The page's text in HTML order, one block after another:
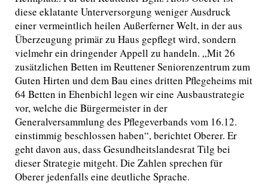
diese eklatante Unterversorgung weniger Ausdruck
einer vermeintlich heilen Außerferner Welt, in der aus
Überzeugung primär zu Haus gepflegt wird, sondern
vielmehr ein dringender Appell zu handeln. „Mit 26
zusätzlichen Betten im Reuttener Seniorenzentrum zum
Guten Hirten und dem Bau eines dritten Pflegeheims mit
64 Betten in Ehenbichl legen wir eine Ausbaustrategie
vor, welche die Bürgermeister in der
Generalversammlung des Pflegeverbands vom 16.12.
einstimmig beschlossen haben“, berichtet Oberer. Er
geht davon aus, dass Gesundheitslandesrat Tilg bei
dieser Strategie mitgeht. Die Zahlen sprechen für
Oberer jedenfalls eine deutliche Sprache.